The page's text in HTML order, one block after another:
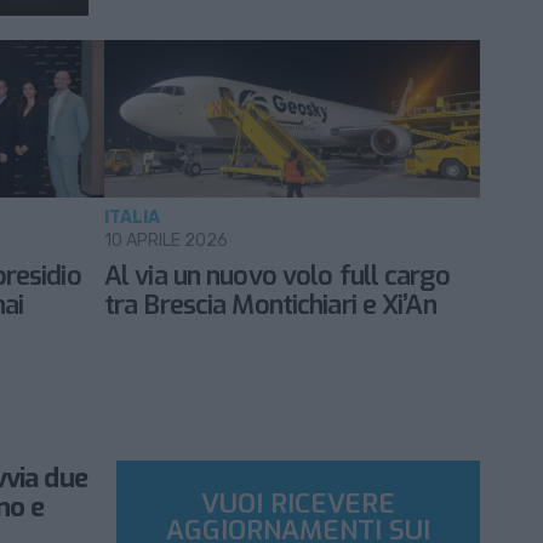
Al via un nuovo volo full cargo
tra Brescia Montichiari e Xi’An
ITALIA
10 APRILE 2026
due
e
VUOI RICEVERE
AGGIORNAMENTI SUI